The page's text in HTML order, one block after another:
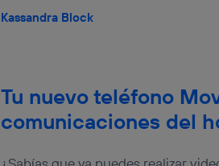
Kassandra Block
Tu nuevo teléfono
comunicaciones del